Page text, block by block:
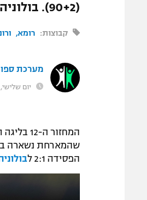
(90+2). בולוניה ניצחה 1:2 את מונצה
קבוצות: רומא
מערכת
יום שלישי, 18:07, 01.11.22
המחזור ה-12 בליגה האיטלקית המשיך הערב (שני) עם ניצחון 1:3 דרמטי של
שהמארחת נשארה
הפסידה 2:1 ל